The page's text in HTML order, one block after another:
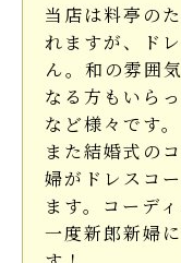
当店は料亭の
れますが、ド
ん。和の雰囲
なる方もいら
など様々です。
また結婚式の
婦がドレスコ
ます。コーデ
一度新郎新婦